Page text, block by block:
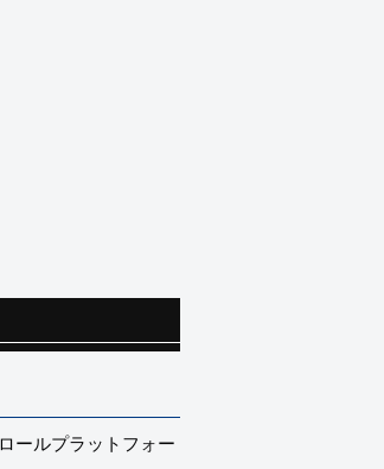
ールプラットフォー